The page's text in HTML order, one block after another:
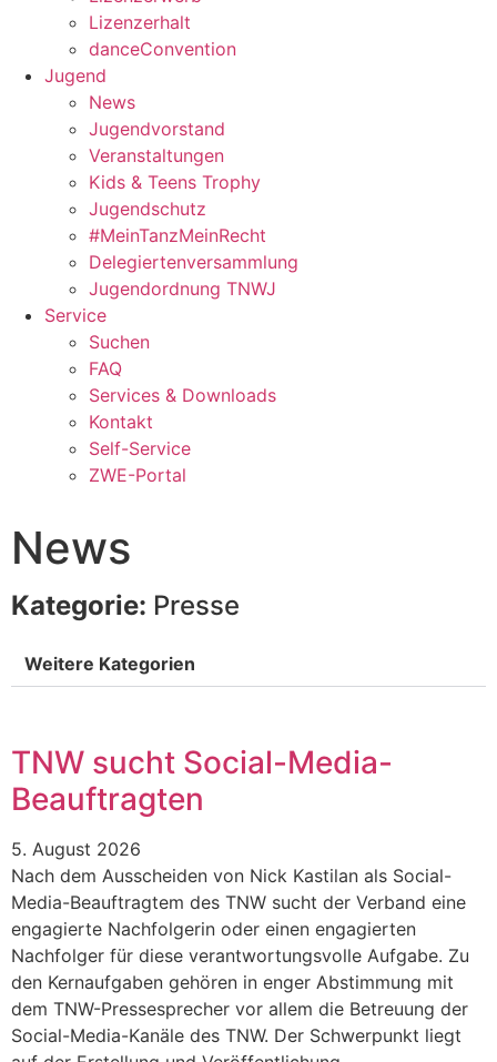
Lizenzerhalt
danceConvention
Jugend
News
Jugendvorstand
Veranstaltungen
Kids & Teens Trophy
Jugendschutz
#MeinTanzMeinRecht
Delegiertenversammlung
Jugendordnung TNWJ
Service
Suchen
FAQ
Services & Downloads
Kontakt
Self-Service
ZWE-Portal
News
Kategorie: Presse
Weitere Kategorien
TNW sucht Social-Media-
Beauftragten
5. August 2026
Nach dem Ausscheiden von Nick Kastilan als Social-
Media-Beauftragtem des TNW sucht der Verband eine
engagierte Nachfolgerin oder einen engagierten
Nachfolger für diese verantwortungsvolle Aufgabe. Zu
den Kernaufgaben gehören in enger Abstimmung mit
dem TNW-Pressesprecher vor allem die Betreuung der
Social-Media-Kanäle des TNW. Der Schwerpunkt liegt